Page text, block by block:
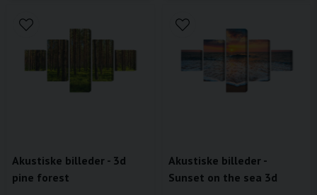
Akustiske billeder - 3d
pine forest
Akustiske billeder -
Sunset on the sea 3d